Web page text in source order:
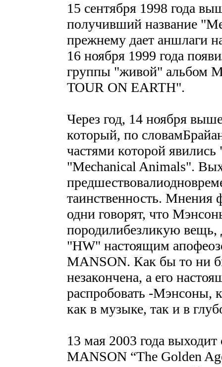
15 сентября 1998 года
получивший название
прежнему дает аншлаги
16 ноября 1999 года
группы "живой" альбом
TOUR ON EARTH".
Через год, 14 ноября
который, по
частями которой
"Mechanical Animals".
таинственность. Мнения
одни говорят, что
породилибезликую вещь,
"HW" настоящим
MANSON. Как бы то ни
незакончена, а его
распробовать -Мэнсоны,
как в музыке, так и в
13 мая 2003 года
MANSON “The Golden